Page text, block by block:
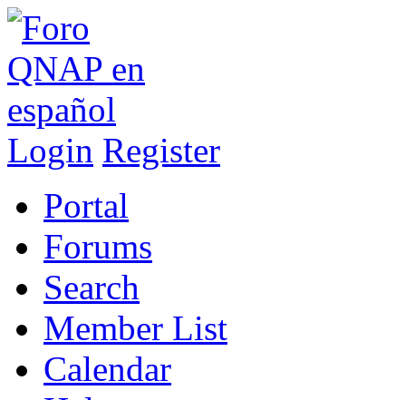
Login Register
Portal
Forums
Search
Member List
Calendar